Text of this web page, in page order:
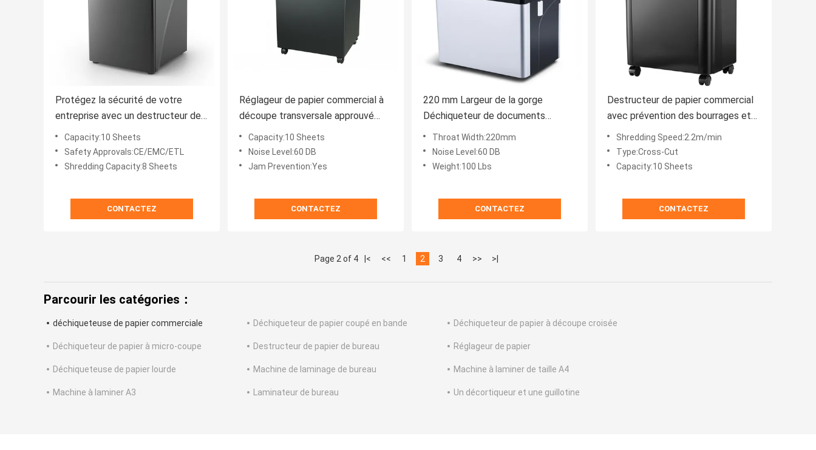
Protégez la sécurité de votre
entreprise avec un destructeur de
documents professionnel pour
cartes de crédit, capacité de 8
feuilles et coupe croisée
Capacity:10 Sheets
Safety Approvals:CE/EMC/ETL
Shredding Capacity:8 Sheets
CONTACTEZ
Réglageur de papier commercial à
découpe transversale approuvé
CE/EMC/ETL 326x227x418 mm
pour votre entreprise
Capacity:10 Sheets
Noise Level:60 DB
Jam Prevention:Yes
CONTACTEZ
220 mm Largeur de la gorge
Déchiqueteur de documents
commerciaux Déchiqueteur
Capacité 10 feuilles A4 pour le
déchiquettement confidentiel
Throat Width:220mm
Noise Level:60 DB
Weight:100 Lbs
CONTACTEZ
Destructeur de papier commercial
avec prévention des bourrages et
marche arrière automatique, vitesse
de déchiquetage de 2,2 m/min
Shredding Speed:2.2m/min
Type:Cross-Cut
Capacity:10 Sheets
CONTACTEZ
Page 2 of 4 |< << 1 2 3 4 >> >|
Parcourir les catégories：
déchiqueteuse de papier commerciale Déchiqueteur de papier coupé en bande Déchiqueteur de papier à découpe croisée
Déchiqueteur de papier à micro-coupe Destructeur de papier de bureau Réglageur de papier
Déchiqueteuse de papier lourde Machine de laminage de bureau Machine à laminer de taille A4
Machine à laminer A3 Laminateur de bureau Un décortiqueur et une guillotine